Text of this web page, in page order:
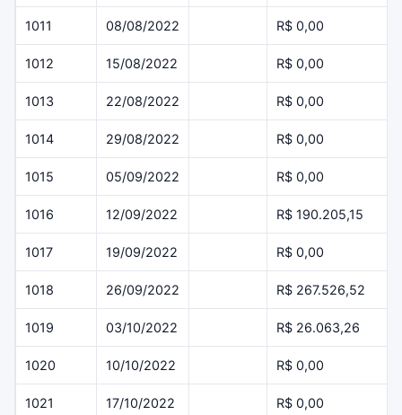
1011 08/08/2022 R$ 0,00
1012 15/08/2022 R$ 0,00
1013 22/08/2022 R$ 0,00
1014 29/08/2022 R$ 0,00
1015 05/09/2022 R$ 0,00
1016 12/09/2022 R$ 190.205,15
1017 19/09/2022 R$ 0,00
1018 26/09/2022 R$ 267.526,52
1019 03/10/2022 R$ 26.063,26
1020 10/10/2022 R$ 0,00
1021 17/10/2022 R$ 0,00